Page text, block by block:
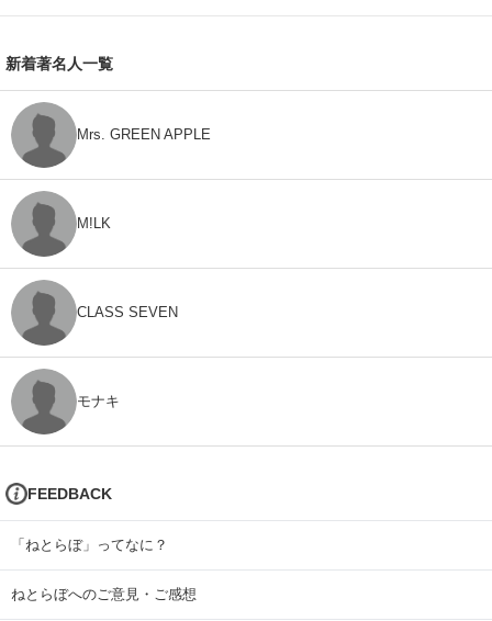
新着著名人一覧
Mrs. GREEN APPLE
M!LK
CLASS SEVEN
モナキ
FEEDBACK
「ねとらぼ」ってなに？
ねとらぼへのご意見・ご感想